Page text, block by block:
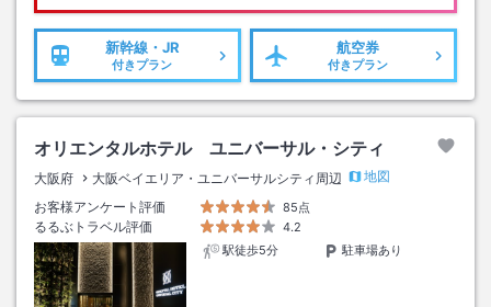
新幹線・JR
付きプラン
航空券
付きプラン
オリエンタルホテル ユニバーサル・シティ
大阪府 大阪ベイエリア・ユニバーサルシティ周辺
地図
お客様アンケート評価
85点
るるぶトラベル評価
4.2
駅徒歩5分
駐車場あり